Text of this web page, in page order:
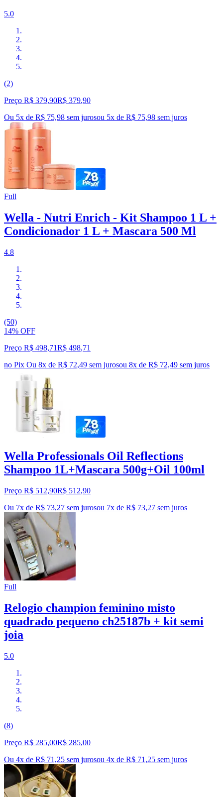
5.0
(2)
Preço R$ 379,90R$ 379,90
Ou 5x de R$ 75,98 sem jurosou 5x de R$ 75,98 sem juros
Full
Wella - Nutri Enrich - Kit Shampoo 1 L +
Condicionador 1 L + Mascara 500 Ml
4.8
(50)
14% OFF
Preço R$ 498,71R$ 498,71
no Pix Ou 8x de R$ 72,49 sem jurosou 8x de R$ 72,49 sem juros
Wella Professionals Oil Reflections
Shampoo 1L+Mascara 500g+Oil 100ml
Preço R$ 512,90R$ 512,90
Ou 7x de R$ 73,27 sem jurosou 7x de R$ 73,27 sem juros
Full
Relogio champion feminino misto
quadrado pequeno ch25187b + kit semi
joia
5.0
(8)
Preço R$ 285,00R$ 285,00
Ou 4x de R$ 71,25 sem jurosou 4x de R$ 71,25 sem juros